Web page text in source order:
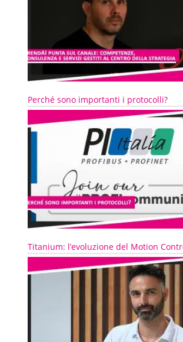
Perché sono importanti i protocolli?
Titanium: l’evoluzione del Motion